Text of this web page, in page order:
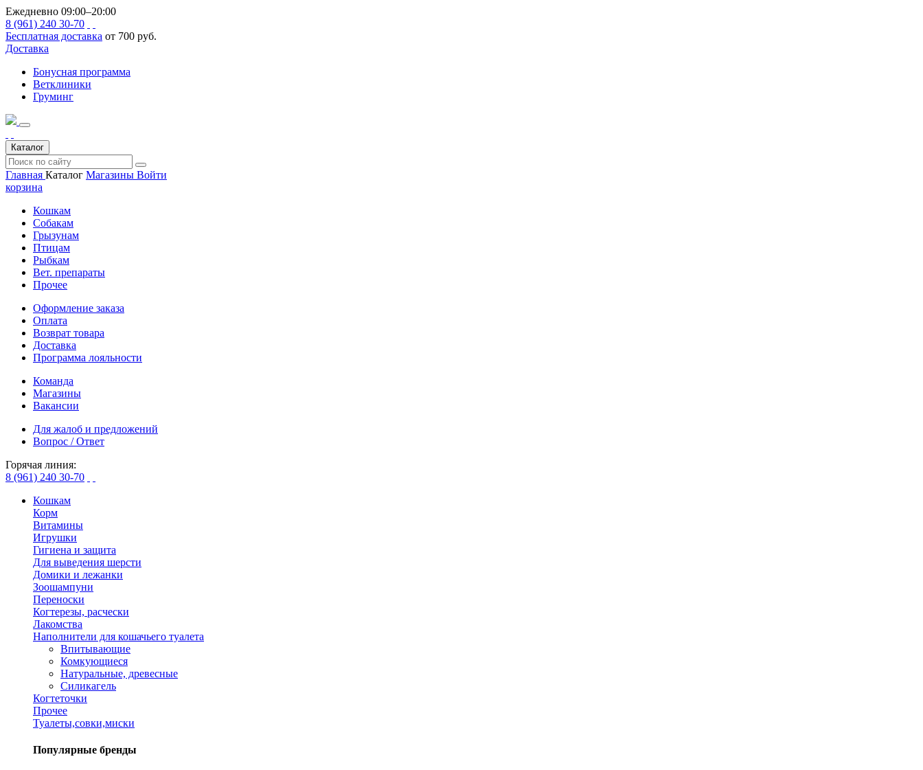
Ежедневно 09:00–20:00
8 (961) 240 30-70
Бесплатная доставка от 700 руб.
Доставка
Бонусная программа
Ветклиники
Груминг
Каталог
Главная Каталог Магазины Войти
корзина
Кошкам
Собакам
Грызунам
Птицам
Рыбкам
Вет. препараты
Прочее
Оформление заказа
Оплата
Возврат товара
Доставка
Программа лояльности
Команда
Магазины
Вакансии
Для жалоб и предложений
Вопрос / Ответ
Горячая линия:
8 (961) 240 30-70
Кошкам
Корм
Витамины
Игрушки
Гигиена и защита
Для выведения шерсти
Домики и лежанки
Зоошампуни
Переноски
Когтерезы, расчески
Лакомства
Наполнители для кошачьего туалета
Впитывающие
Комкующиеся
Натуральные, древесные
Силикагель
Когтеточки
Прочее
Туалеты,совки,миски
Популярные бренды